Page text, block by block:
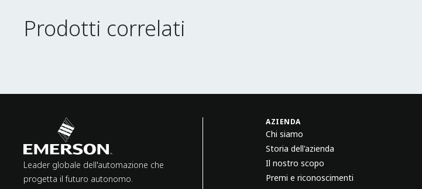
Prodotti correlati
Prodotti correlati
Leader globale dell'automazione che
progetta il futuro autonomo.
AZIENDA
Chi siamo
Storia dell'azienda
Il nostro scopo
Premi e riconoscimenti